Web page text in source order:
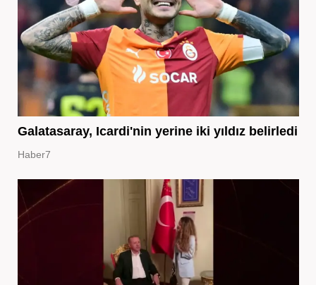
Galatasaray, Icardi'nin yerine iki yıldız belirledi
Haber7